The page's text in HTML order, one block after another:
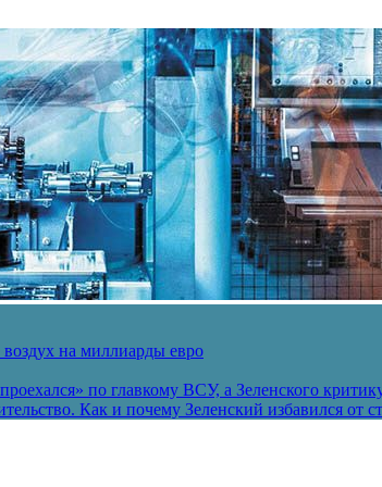
на миллиарды евро
по главкому ВСУ, а Зеленского
Как и почему Зеленский избавился от